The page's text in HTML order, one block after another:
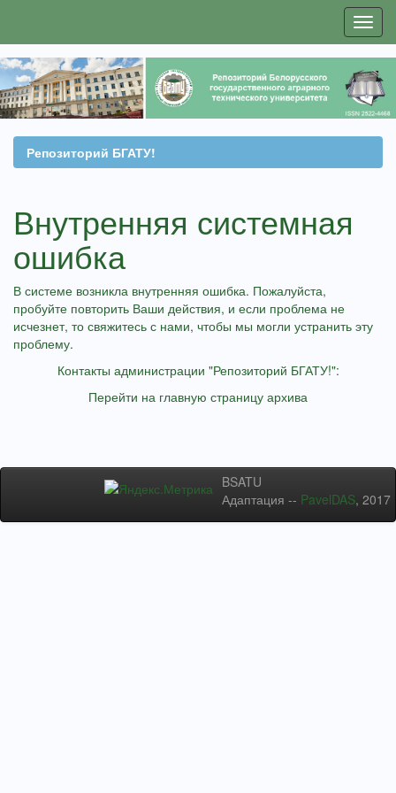
Skip
navigation
Репозиторий БГАТУ!
Внутренняя системная
ошибка
В системе возникла внутренняя ошибка. Пожалуйста,
пробуйте повторить Ваши действия, и если проблема не
исчезнет, то свяжитесь с нами, чтобы мы могли устранить эту
проблему.
Контакты администрации "Репозиторий БГАТУ!":
Перейти на главную страницу архива
BSATU
Адаптация -- PavelDAS, 2017